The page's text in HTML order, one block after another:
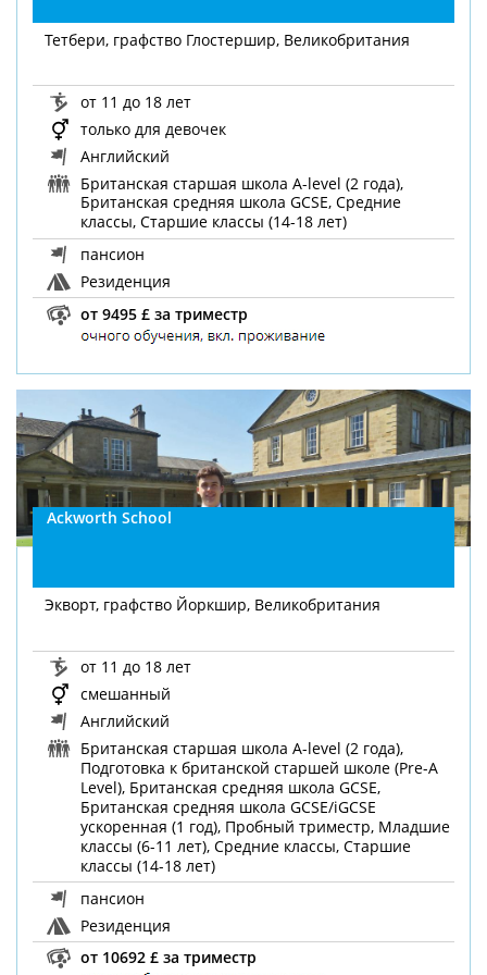
Тетбери, графство Глостершир, Великобритания
от 11 до 18 лет
только для девочек
Английский
Британская старшая школа A-level (2 года),
Британская средняя школа GCSE, Средние
классы, Старшие классы (14-18 лет)
пансион
Резиденция
от 9495 £ за триместр
Ackworth School
Экворт, графство Йоркшир, Великобритания
от 11 до 18 лет
смешанный
Английский
Британская старшая школа A-level (2 года),
Подготовка к британской старшей школе (Pre-A
Level), Британская средняя школа GCSE,
Британская средняя школа GCSE/iGCSE
ускоренная (1 год), Пробный триместр, Младшие
классы (6-11 лет), Средние классы, Старшие
классы (14-18 лет)
пансион
Резиденция
от 10692 £ за триместр